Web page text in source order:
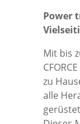
Power
Mit bis
zu
alle